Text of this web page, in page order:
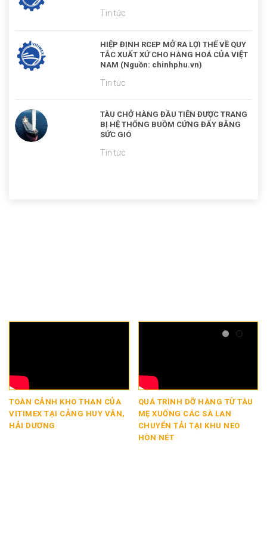
Tin tức
HIỆP ĐỊNH RCEP MỞ RA LỢI THẾ VỀ QUY
TẮC XUẤT XỨ CHO HÀNG HOÁ CỦA VIỆT
NAM (Nguồn: chinhphu.vn)
Tin tức
TÀU CHỞ HÀNG ĐẦU TIÊN ĐƯỢC TRANG
BỊ HỆ THỐNG BUỒM CỨNG ĐẨY BẰNG
SỨC GIÓ
Tin tức
CẢNH KHO THAN CỦA
TẠI CẢNG HUY VĂN,
DƯƠNG
QUÁ TRÌNH DỠ HÀNG TỪ TÀU
MẸ XUỐNG CÁC SÀ LAN
CHUYỂN TẢI TẠI KHU NEO
HÒN NÉT